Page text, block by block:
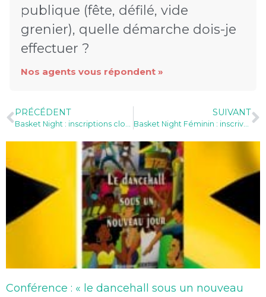
publique (fête, défilé, vide
grenier), quelle démarche dois-je
effectuer ?
Nos agents vous répondent »
PRÉCÉDENT
Basket Night : inscriptions closes pour les tournois, les découvertes, l’initiation…
SUIVANT
Basket Night Féminin : inscrivez-vous au tournoi OPEN NIGHT !
Conférence : « le dancehall sous un nouveau